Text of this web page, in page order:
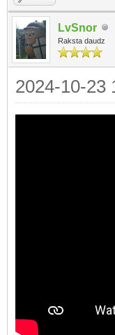
LvSnor
Raksta daudz
2024-10-23